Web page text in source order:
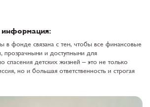
информация:
в фонде связана с тем, чтобы все финансовые
прозрачными и доступными для
спасения детских жизней – это не только
но и большая ответственность и строгая